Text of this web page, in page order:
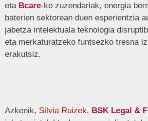
eta Bcare-ko zuzendariak, energia
baterien sektorean duen esperientzia
jabetza intelektuala teknologia
eta merkaturatzeko funtsezko tresna
erakutsiz.
Azkenik, Silvia Ruizek, BSK Legal &